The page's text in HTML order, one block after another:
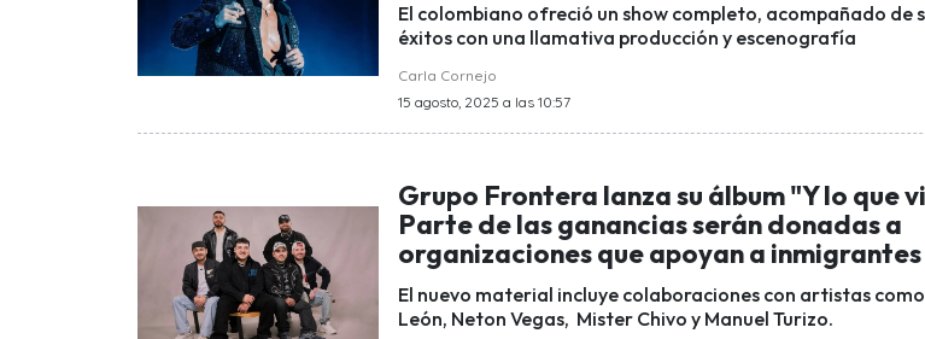
El colombiano ofreció un show completo, acompañado de
éxitos con una llamativa producción y escenografía
Carla Cornejo
15 agosto, 2025 a las 10:57
Grupo Frontera lanza su álbum "Y lo que
Parte de las ganancias serán donadas a
organizaciones que apoyan a inmigrantes
El nuevo material incluye colaboraciones con artistas
León, Neton Vegas, Mister Chivo y Manuel Turizo.